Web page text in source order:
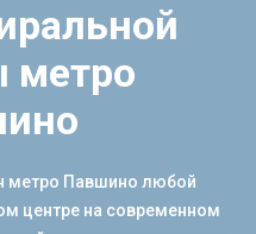
метро Павшино любой
центре на современном